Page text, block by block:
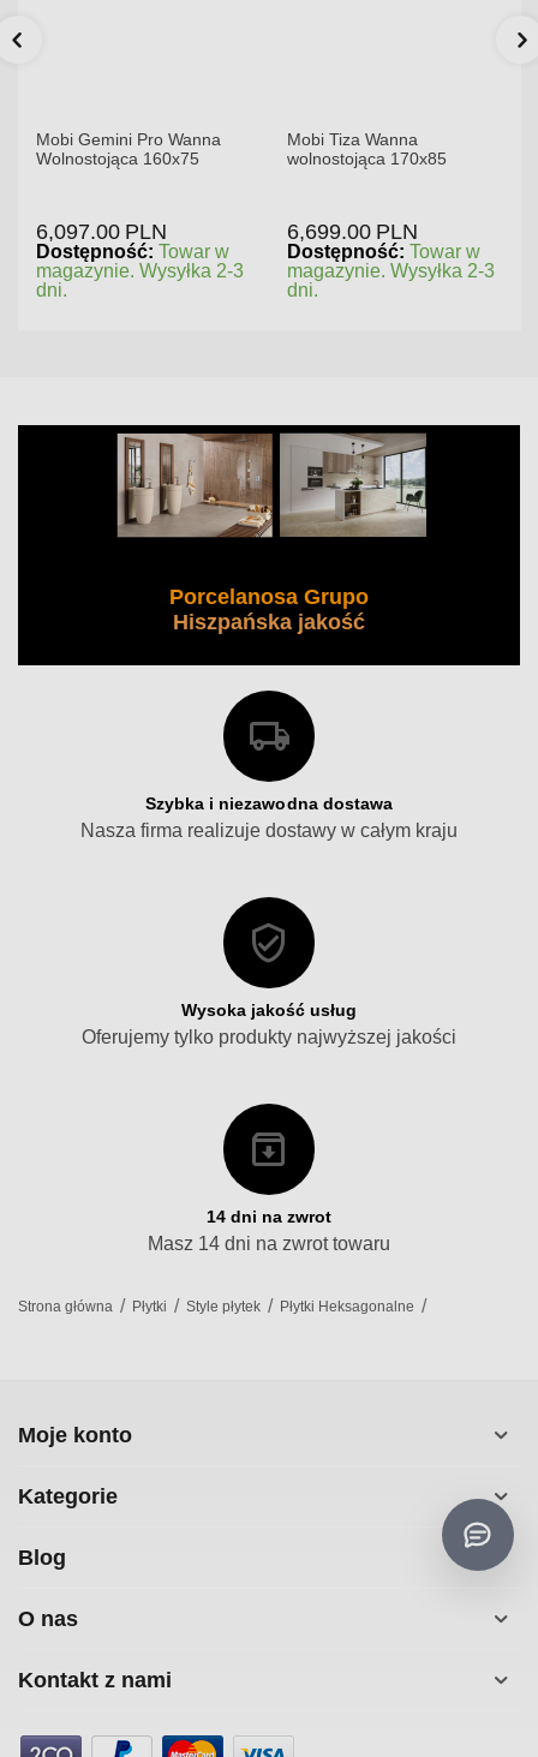
Mobi Gemini Pro Wanna
Wolnostojąca 160x75
6,097.00 PLN
Dostępność: Towar w
magazynie. Wysyłka 2-3
dni.
Mobi Tiza Wanna
wolnostojąca 170x85
6,699.00 PLN
Dostępność: Towar w
magazynie. Wysyłka 2-3
dni.
Porcelanosa Grupo
Hiszpańska jakość
Szybka i niezawodna dostawa
Nasza firma realizuje dostawy w całym kraju
Wysoka jakość usług
Oferujemy tylko produkty najwyższej jakości
14 dni na zwrot
Masz 14 dni na zwrot towaru
Strona główna / Płytki / Style płytek / Płytki Heksagonalne /
Moje konto
Kategorie
Blog
O nas
Kontakt z nami